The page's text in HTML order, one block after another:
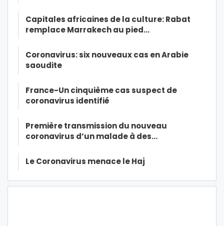
Capitales africaines de la culture: Rabat
remplace Marrakech au pied…
Coronavirus: six nouveaux cas en Arabie
saoudite
France-Un cinquième cas suspect de
coronavirus identifié
Première transmission du nouveau
coronavirus d’un malade à des…
Le Coronavirus menace le Haj